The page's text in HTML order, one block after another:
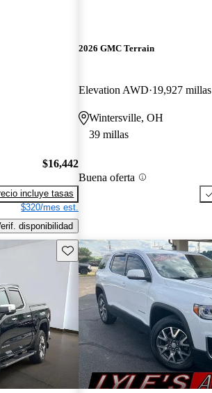
$16,442
incluye tasas
$320/mes est.
disponibilidad
2026 GMC Terrain
Elevation AWD 19,927 millas
Wintersville, OH
39 millas
Buena oferta
Guarda este Aviso